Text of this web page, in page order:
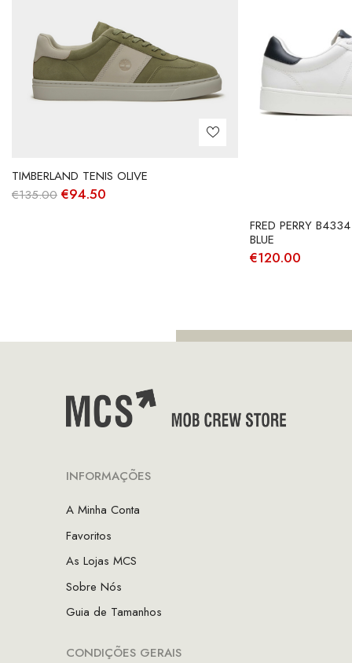
TIMBERLAND TENIS OLIVE
€135.00 O
€94.50
FRED PERRY
BLUE
€120.00
INFORMAÇÕES
A Minha Conta
Favoritos
As Lojas MCS
Sobre Nós
Guia de Tamanhos
CONDIÇÕES GERAIS